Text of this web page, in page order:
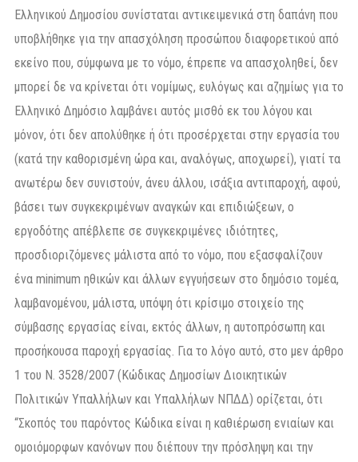
Ελληνικού Δημοσίου συνίσταται αντικειμενικά στη δαπάνη που
υποβλήθηκε για την απασχόληση προσώπου διαφορετικού από
εκείνο που, σύμφωνα με το νόμο, έπρεπε να απασχοληθεί, δεν
μπορεί δε να κρίνεται ότι νομίμως, ευλόγως και αζημίως για το
Ελληνικό Δημόσιο λαμβάνει αυτός μισθό εκ του λόγου και
μόνον, ότι δεν απολύθηκε ή ότι προσέρχεται στην εργασία του
(κατά την καθορισμένη ώρα και, αναλόγως, αποχωρεί), γιατί τα
ανωτέρω δεν συνιστούν, άνευ άλλου, ισάξια αντιπαροχή, αφού,
βάσει των συγκεκριμένων αναγκών και επιδιώξεων, ο
εργοδότης απέβλεπε σε συγκεκριμένες ιδιότητες,
προσδιοριζόμενες μάλιστα από το νόμο, που εξασφαλίζουν
ένα minimum ηθικών και άλλων εγγυήσεων στο δημόσιο τομέα,
λαμβανομένου, μάλιστα, υπόψη ότι κρίσιμο στοιχείο της
σύμβασης εργασίας είναι, εκτός άλλων, η αυτοπρόσωπη και
προσήκουσα παροχή εργασίας. Για το λόγο αυτό, στο μεν άρθρο
1 του Ν. 3528/2007 (Κώδικας Δημοσίων Διοικητικών
Πολιτικών Υπαλλήλων και Υπαλλήλων ΝΠΔΔ) ορίζεται, ότι
“Σκοπός του παρόντος Κώδικα είναι η καθιέρωση ενιαίων και
ομοιόμορφων κανόνων που διέπουν την πρόσληψη και την